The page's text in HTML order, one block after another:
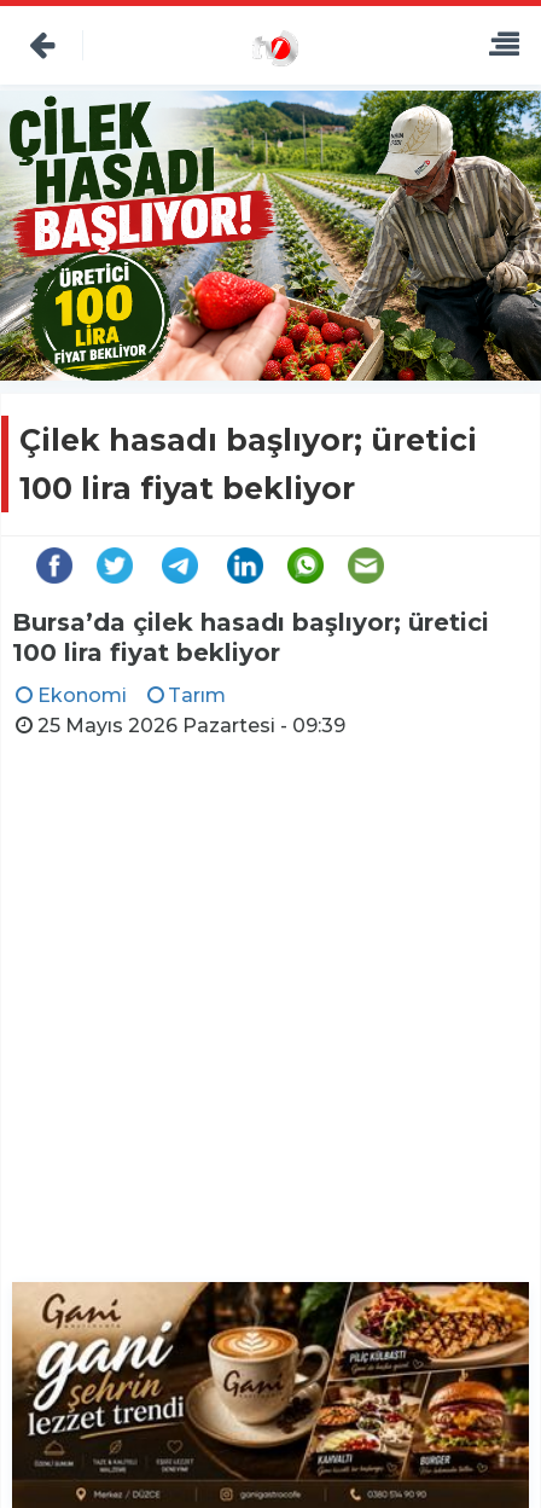
Çilek hasadı başlıyor; üretici
100 lira fiyat bekliyor
Bursa’da çilek hasadı başlıyor; üretici
100 lira fiyat bekliyor
Ekonomi
Tarım
25 Mayıs 2026 Pazartesi - 09:39